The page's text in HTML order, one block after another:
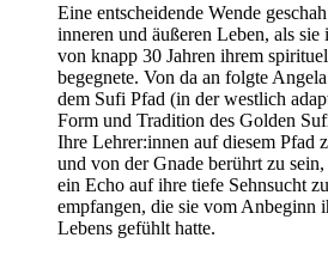
Eine entscheidende Wende
inneren und äußeren Leben, als sie
von knapp 30 Jahren ihrem
begegnete. Von da an folgte
dem Sufi Pfad (in der westlich
Form und Tradition des Golden
Ihre Lehrer:innen auf diesem Pfad
und von der Gnade berührt zu sein,
ein Echo auf ihre tiefe Sehnsucht zu
empfangen, die sie vom Anbeginn
Lebens gefühlt hatte.